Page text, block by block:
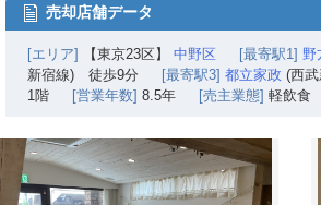
売却店舗データ
[エリア] 【東京23区】 中野区 [最寄駅1] 野
新宿線) 徒歩9分
[最寄駅3] 都立家政 (西
1階
[営業年数] 8.5年 [売主業態] 軽飲食